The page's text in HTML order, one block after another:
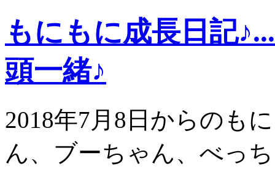
もにもに成長日記
頭一緒♪
2018年7月8日からのも
ん、ブーちゃん、べっ